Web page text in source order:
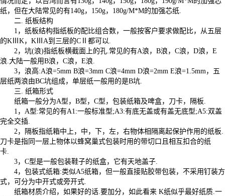
纸，但在大陆常见的有140g，150g，180g/M*M的加强芯纸.
二. 纸板结构
1，纸板结构指纸板的配比组合数，一般按客户要求做配比，从五层
的KⅢK，KⅢA到三层的CⅡ都可以.
2，坑(浪)指纸板横截面上的孔.常见的有A浪，B浪，C浪，D浪，E
浪.大陆一般用B浪，C浪，E浪.
3，浪高:A浪=5mm B浪=3mm C浪=4mm D浪=2mm E浪=1.5mm，五
层纸两浪由BC坑组成，单层纸一般用的是B坑.
三. 纸箱形式
纸箱一般分为A型，B型，C型，包装纸箱及啤盒，刀卡，隔板.
1，A型:常见的有A1:一般标准型;A3:有底无盖或有盖无底型;A5:双盖
完全交插.
2，隔板指纸箱中上，中，下，左，右物体相隔离起保护作用的纸板.
刀卡是指同一层上物体以蜂窝巢式包装时用的带切口且相互扣合的纸
卡.
3，C型是一般包装鞋子的纸盒，它有天地盖子.
4，包装式纸箱:类似A5纸箱，但一般直接贴胶带包装，不采用钉装方
式，可分为中开式或旁开式.
纸箱材质介绍，如果好的话.要加分，如此看来 K纸似乎最好纸质.一